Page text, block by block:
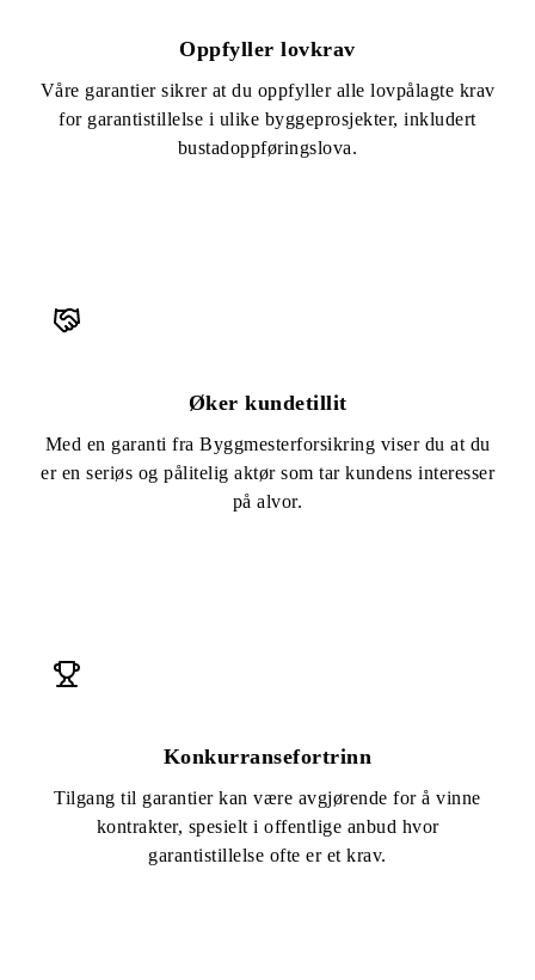
Oppfyller lovkrav
Våre garantier sikrer at du oppfyller alle lovpålagte krav
for garantistillelse i ulike byggeprosjekter, inkludert
bustadoppføringslova.
Øker kundetillit
Med en garanti fra Byggmesterforsikring viser du at du
er en seriøs og pålitelig aktør som tar kundens interesser
på alvor.
Konkurransefortrinn
Tilgang til garantier kan være avgjørende for å vinne
kontrakter, spesielt i offentlige anbud hvor
garantistillelse ofte er et krav.